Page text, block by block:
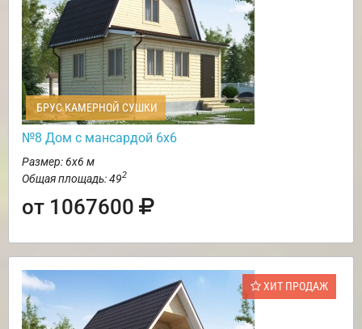
БРУС КАМЕРНОЙ СУШКИ
№8 Дом с мансардой 6х6
Размер: 6х6 м
Общая площадь: 492
от 1067600
ХИТ ПРОДАЖ